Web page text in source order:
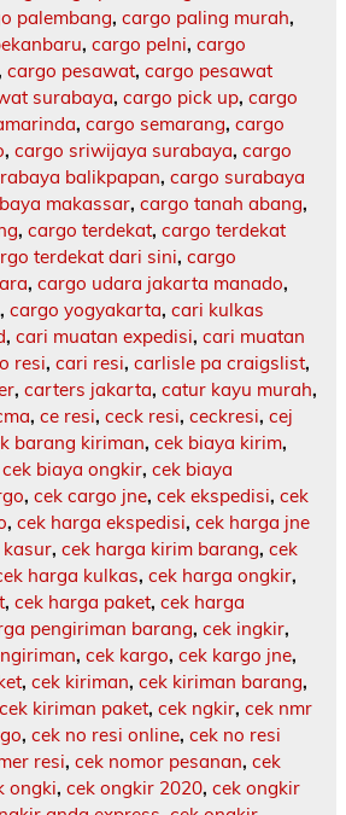
palembang, cargo paling murah,
, cargo pelni, cargo
cargo pesawat, cargo pesawat
surabaya, cargo pick up, cargo
, cargo semarang, cargo
, cargo sriwijaya surabaya, cargo
balikpapan, cargo surabaya
makassar, cargo tanah abang,
, cargo terdekat, cargo terdekat
terdekat dari sini, cargo
, cargo udara jakarta manado,
, cargo yogyakarta, cari kulkas
, cari muatan expedisi, cari muatan
resi, cari resi, carlisle pa craigslist,
, carters jakarta, catur kayu murah,
, ce resi, ceck resi, ceckresi, cej
barang kiriman, cek biaya kirim,
cek biaya ongkir, cek biaya
, cek cargo jne, cek ekspedisi, cek
, cek harga ekspedisi, cek harga jne
kasur, cek harga kirim barang, cek
harga kulkas, cek harga ongkir,
, cek harga paket, cek harga
pengiriman barang, cek ingkir,
, cek kargo, cek kargo jne,
, cek kiriman, cek kiriman barang,
cek kiriman paket, cek ngkir, cek nmr
, cek no resi online, cek no resi
resi, cek nomor pesanan, cek
ongki, cek ongkir 2020, cek ongkir